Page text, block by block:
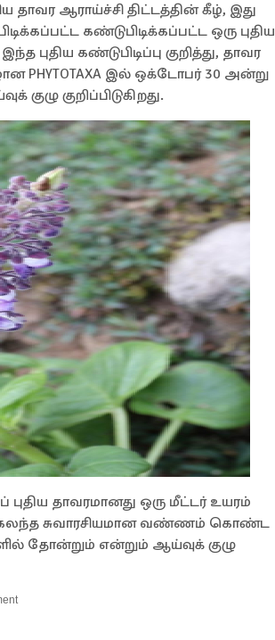
ஆராய்ச்சி திட்டத்தின் கீழ், இது
கண்டுபிடிக்கப்பட்ட ஒரு புதிய
கண்டுபிடிப்பு குறித்து, தாவர
PHYTOTAXA இல் ஒக்டோபர் 30 அன்று
குறிப்பிடுகிறது.
புதிய தாவரமானது ஒரு மீட்டர் உயரம்
சுவாரசியமான வண்ணம் கொண்ட
தோன்றும் என்றும் ஆய்வுக் குழு